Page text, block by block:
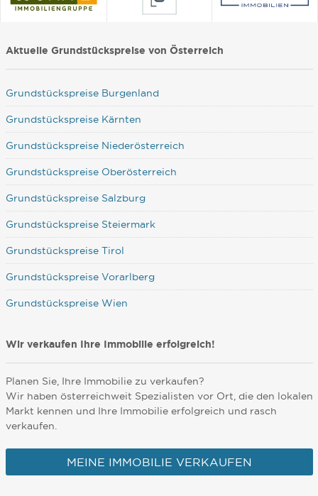
Aktuelle Grundstückspreise von Österreich
Grundstückspreise Burgenland
Grundstückspreise Kärnten
Grundstückspreise Niederösterreich
Grundstückspreise Oberösterreich
Grundstückspreise Salzburg
Grundstückspreise Steiermark
Grundstückspreise Tirol
Grundstückspreise Vorarlberg
Grundstückspreise Wien
Wir verkaufen Ihre Immobilie erfolgreich!
Planen Sie, Ihre Immobilie zu verkaufen?
Wir haben österreichweit Spezialisten vor Ort, die den lokalen
Markt kennen und Ihre Immobilie erfolgreich und rasch
verkaufen.
MEINE IMMOBILIE VERKAUFEN